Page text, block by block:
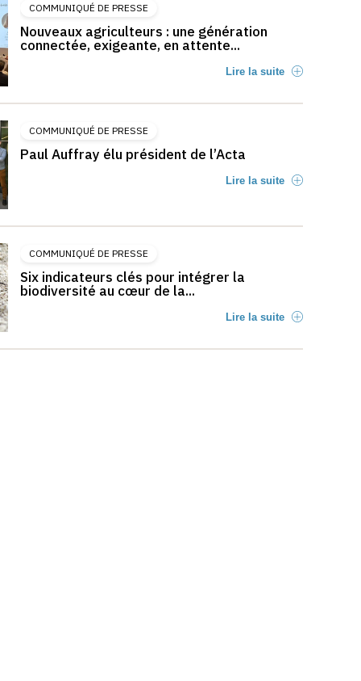
COMMUNIQUÉ DE PRESSE
Nouveaux agriculteurs : une génération
connectée, exigeante, en attente...
Lire la suite
COMMUNIQUÉ DE PRESSE
Paul Auffray élu président de l’Acta
Lire la suite
COMMUNIQUÉ DE PRESSE
Six indicateurs clés pour intégrer la
biodiversité au cœur de la...
Lire la suite